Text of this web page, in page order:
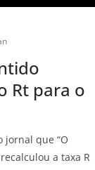
Rt para o
jornal que “O
a taxa R